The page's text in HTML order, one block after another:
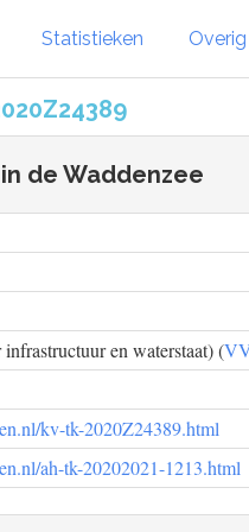
Statistieken Overig
de Waddenzee
en waterstaat) (
kv-tk-2020Z24389.html
ah-tk-20202021-1213.html